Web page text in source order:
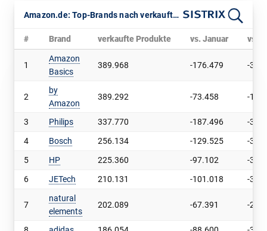
Amazon.de: Top-Brands nach verkauften Produkten im Februar 2026
# Brand verkaufte Produkte vs. Januar vs.
1
Amazon
Basics
389.968 -176.479 -31,2
2
by
Amazon
389.292 -73.458 -15,9
3 Philips 337.770 -187.496
-35,7
4
Bosch 256.134 -129.525
-33,6
5
HP 225.360 -97.102
-30,1
6
JETech 210.131 -101.018 -32,5
7
natural
elements
202.089 -67.391 -25,0